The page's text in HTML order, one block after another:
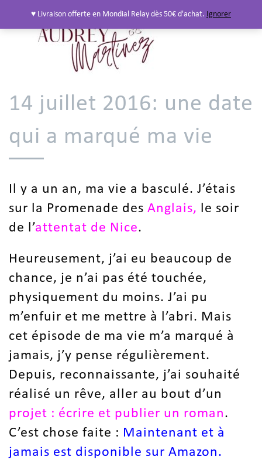
14 juillet 2016: une date
qui a marqué ma vie
Il y a un an, ma vie a basculé. J’étais
sur la Promenade des Anglais, le soir
de l’attentat de Nice.
Heureusement, j’ai eu beaucoup de
chance, je n’ai pas été touchée,
physiquement du moins. J’ai pu
m’enfuir et me mettre à l’abri. Mais
cet épisode de ma vie m’a marqué à
jamais, j’y pense régulièrement.
Depuis, reconnaissante, j’ai souhaité
réalisé un rêve, aller au bout d’un
projet : écrire et publier un roman.
C’est chose faite : Maintenant et à
jamais est disponible sur Amazon.
♥ Livraison offerte en Mondial Relay dès 50€ d'achat. Ignorer